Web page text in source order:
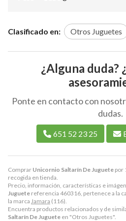
Comprar Unicornio Saltarín De Juguete por
recogida en tienda.
Precio, información, características e
Juguete referencia 460316, pertenece a la
la marca Jamara (116).
Encuentra productos relacionados y de
Saltarín De Juguete en "Otros Juguetes".
Clasificado en: Otros Juguetes
¿Alguna duda?
Ponte en contacto con
dudas.
651 52 23 25